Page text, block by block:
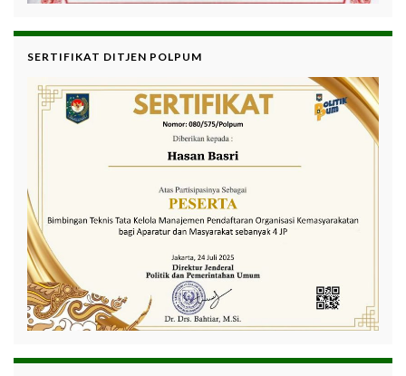
SERTIFIKAT DITJEN POLPUM